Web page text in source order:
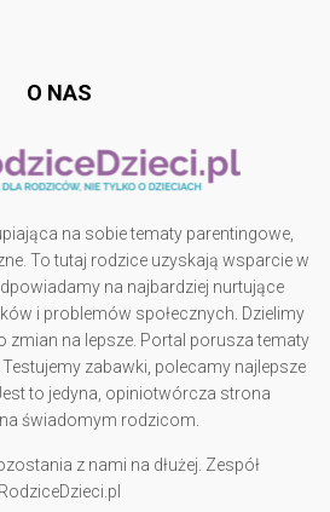
O NAS
na sobie tematy parentingowe,
To tutaj rodzice uzyskają wsparcie w
na najbardziej nurtujące
i problemów społecznych. Dzielimy
zmian na lepsze. Portal porusza tematy
Testujemy zabawki, polecamy najlepsze
to jedyna, opiniotwórcza strona
świadomym rodzicom.
z nami na dłużej. Zespół
RodziceDzieci.pl